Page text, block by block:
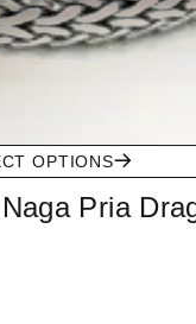
OPTIONS
Pria